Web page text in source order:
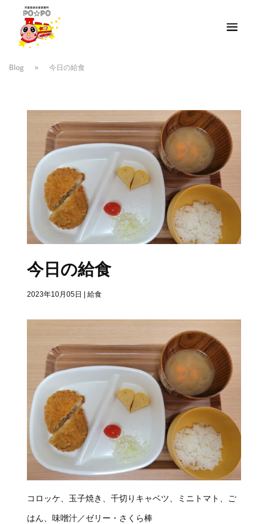
Blog » 今日の給食
今日の給食
2023年10月05日 給食
コロッケ、玉子焼き、千切りキャベツ、ミニトマト、ご
はん、味噌汁／ゼリー・さくら棒